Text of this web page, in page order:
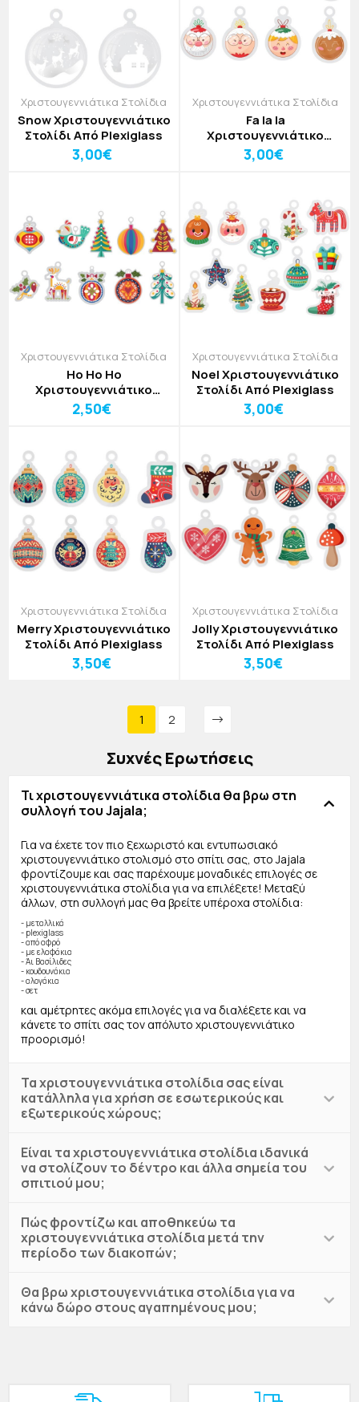
Χριστουγεννιάτικα Στολίδια
Snow Χριστουγεννιάτικο
Στολίδι Από Plexiglass
3,00€
Χριστουγεννιάτικα Στολίδια
Fa la la
Χριστουγεννιάτικο
Στολίδι Από Plexiglass
3,00€
Χριστουγεννιάτικα Στολίδια
Ho Ho Ho
Χριστουγεννιάτικο
Στολίδι Από Plexiglass
2,50€
Χριστουγεννιάτικα Στολίδια
Noel Χριστουγεννιάτικο
Στολίδι Από Plexiglass
3,00€
Χριστουγεννιάτικα Στολίδια
Merry Χριστουγεννιάτικο
Στολίδι Από Plexiglass
3,50€
Χριστουγεννιάτικα Στολίδια
Jolly Χριστουγεννιάτικο
Στολίδι Από Plexiglass
3,50€
1 2
Συχνές Ερωτήσεις
Τι χριστουγεννιάτικα στολίδια θα βρω στη
συλλογή του Jajala;
Για να έχετε τον πιο ξεχωριστό και εντυπωσιακό
χριστουγεννιάτικο στολισμό στο σπίτι σας, στο Jajala
φροντίζουμε και σας παρέχουμε μοναδικές επιλογές σε
χριστουγεννιάτικα στολίδια για να επιλέξετε! Μεταξύ
άλλων, στη συλλογή μας θα βρείτε υπέροχα στολίδια:
- μεταλλικά
- plexiglass
- από αφρό
- με ελαφάκια
- Άι Βασίλιδες
- κουδουνάκια
- αλογάκια
- σετ
και αμέτρητες ακόμα επιλογές για να διαλέξετε και να
κάνετε το σπίτι σας τον απόλυτο χριστουγεννιάτικο
προορισμό!
Τα χριστουγεννιάτικα στολίδια σας είναι
κατάλληλα για χρήση σε εσωτερικούς και
εξωτερικούς χώρους;
Είναι τα χριστουγεννιάτικα στολίδια ιδανικά
να στολίζουν το δέντρο και άλλα σημεία του
σπιτιού μου;
Πώς φροντίζω και αποθηκεύω τα
χριστουγεννιάτικα στολίδια μετά την
περίοδο των διακοπών;
Θα βρω χριστουγεννιάτικα στολίδια για να
κάνω δώρο στους αγαπημένους μου;